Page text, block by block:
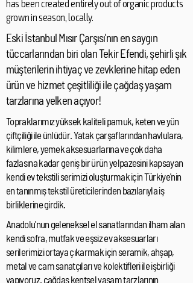
has been created entirely out of organic products
grown in season, locally.
Eski İstanbul Mısır Çarşısı'nın en saygın
tüccarlarından biri olan Tekir Efendi, şehirli şık
müşterilerin ihtiyaç ve zevklerine hitap eden
ürün ve hizmet çeşitliliği ile çağdaş yaşam
tarzlarına yelken açıyor!
Topraklarımız yüksek kaliteli pamuk, keten ve yün
çiftçiliği ile ünlüdür. Yatak çarşaflarından havlulara,
kilimlere, yemek aksesuarlarına ve çok daha
fazlasına kadar geniş bir ürün yelpazesini kapsayan
kendi ev tekstili serimizi oluşturmak için Türkiye'nin
en tanınmış tekstil üreticilerinden bazılarıyla iş
birliklerine girdik.
Anadolu'nun geleneksel el sanatlarından ilham alan
kendi sofra, mutfak ve eşsiz ev aksesuarları
serilerimizi ortaya çıkarmak için seramik, ahşap,
metal ve cam sanatçıları ve kolektifleri ile işbirliği
yapıyoruz. çağdaş kentsel yaşam tarzlarının